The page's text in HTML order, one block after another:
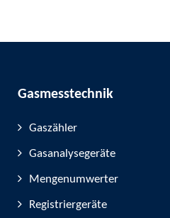
Gasmesstechnik
Gaszähler
Gasanalysegeräte
Mengenumwerter
Registriergeräte